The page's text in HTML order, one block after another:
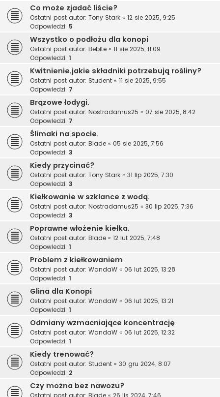
Co może zjadać liście?
Ostatni post autor: Tony Stark « 12 sie 2025, 9:25
Odpowiedzi: 5
Wszystko o podłożu dla konopi
Ostatni post autor: Bebite « 11 sie 2025, 11:09
Odpowiedzi: 1
Kwitnienie,jakie składniki potrzebują rośliny?
Ostatni post autor: Student « 11 sie 2025, 9:55
Odpowiedzi: 7
Brązowe łodygi.
Ostatni post autor: Nostradamus25 « 07 sie 2025, 8:42
Odpowiedzi: 7
Ślimaki na spocie.
Ostatni post autor: Blade « 05 sie 2025, 7:56
Odpowiedzi: 3
Kiedy przycinać?
Ostatni post autor: Tony Stark « 31 lip 2025, 7:30
Odpowiedzi: 3
Kiełkowanie w szklance z wodą.
Ostatni post autor: Nostradamus25 « 30 lip 2025, 7:36
Odpowiedzi: 3
Poprawne włożenie kiełka.
Ostatni post autor: Blade « 12 lut 2025, 7:48
Odpowiedzi: 1
Problem z kiełkowaniem
Ostatni post autor: WandaW « 06 lut 2025, 13:28
Odpowiedzi: 1
Glina dla Konopi
Ostatni post autor: WandaW « 06 lut 2025, 13:21
Odpowiedzi: 1
Odmiany wzmacniające koncentrację
Ostatni post autor: WandaW « 06 lut 2025, 12:32
Odpowiedzi: 1
Kiedy trenować?
Ostatni post autor: Student « 30 gru 2024, 8:07
Odpowiedzi: 2
Czy można bez nawozu?
Ostatni post autor: Blade « 26 lis 2024, 7:46